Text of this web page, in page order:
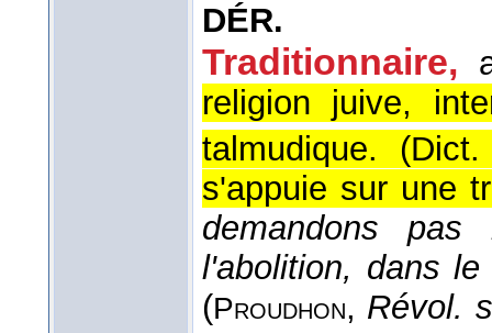
DÉR.
Traditionnaire,
religion juive,
talmudique. (
s'appuie sur une
demandons pas
l'abolition, dans
(Proudhon, Révol.